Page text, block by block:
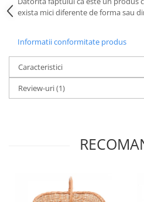
exista mici diferente de forma sau
Informatii conformitate produs
Caracteristici
Review-uri(1)